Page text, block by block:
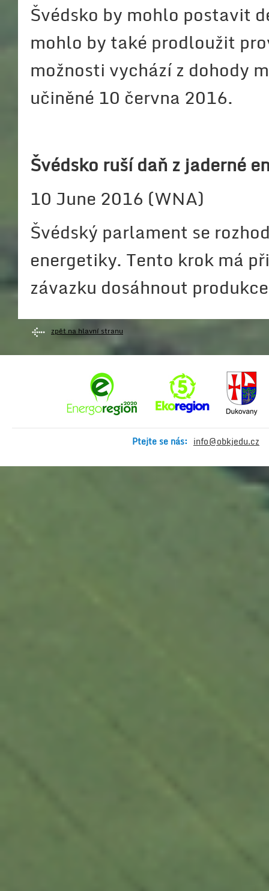
Švédsko by mohlo postavit
mohlo by také prodloužit
možnosti vychází z dohody
učiněné 10 června 2016.
Švédsko ruší daň z jaderné
10 June 2016 (WNA)
Švédský parlament se
energetiky. Tento krok má
závazku dosáhnout
zpět na hlavní stranu
Ptejte se nás: info@obkjedu.cz